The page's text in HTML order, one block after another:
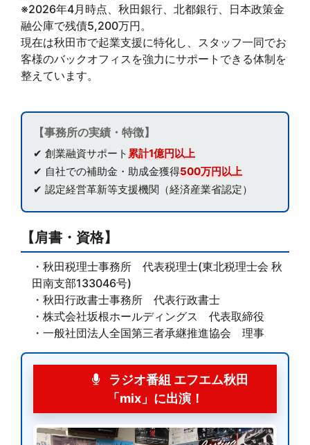
※2026年4月時点、秋田銀行、北都銀行、日本政策金
融公庫で残債5,200万円。
現在は秋田市で起業支援に特化し、スタッフ一同でお
客様のバックオフィスを強力にサポートできる体制を
整えています。
【事務所の実績・特徴】
✔ 創業融資サポート 累計1億円以上
✔ 自社での補助金・助成金獲得500万円以上
✔ 認定経営革新等支援機関（経済産業省認定）
【肩書・資格】
・秋田税理士事務所 代表税理士(東北税理士会 秋
田南支部133046号)
・秋田行政書士事務所 代表行政書士
・株式会社坂根ホールディングス 代表取締役
・一般社団法人全国第三者承継推進協会 理事
ラジオ番組 エフエム秋田
「mix」に出演！